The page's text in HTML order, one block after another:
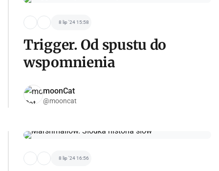
8 lip '24 15:58
Trigger. Od spustu do
wspomnienia
moonCat
@mooncat
8 lip '24 16:56